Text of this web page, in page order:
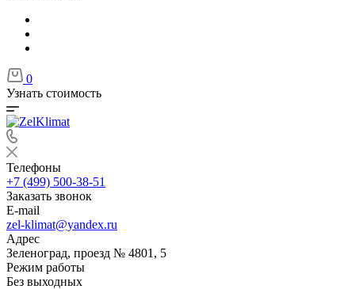
0
Узнать стоимость
Телефоны
+7 (499) 500-38-51
Заказать звонок
E-mail
zel-klimat@yandex.ru
Адрес
Зеленоград, проезд № 4801, 5
Режим работы
Без выходных